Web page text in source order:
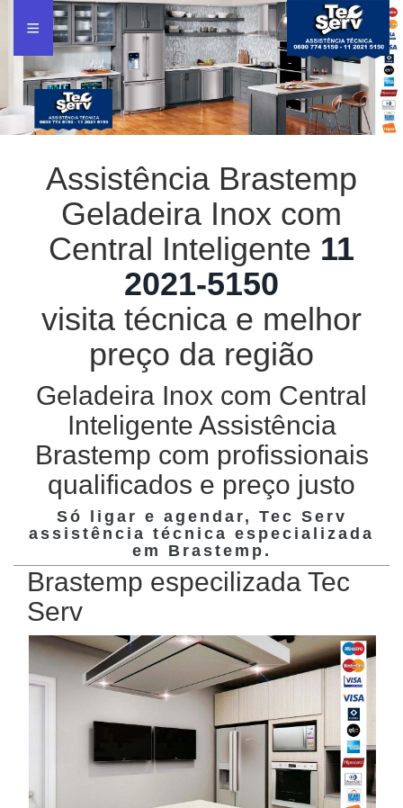
Assistência Brastemp
Geladeira Inox com
Central Inteligente 11
2021-5150
visita técnica e melhor
preço da região
Geladeira Inox com Central
Inteligente Assistência
Brastemp com profissionais
qualificados e preço justo
Só ligar e agendar, Tec Serv
assistência técnica especializada
em Brastemp .
Brastemp especilizada Tec
Serv